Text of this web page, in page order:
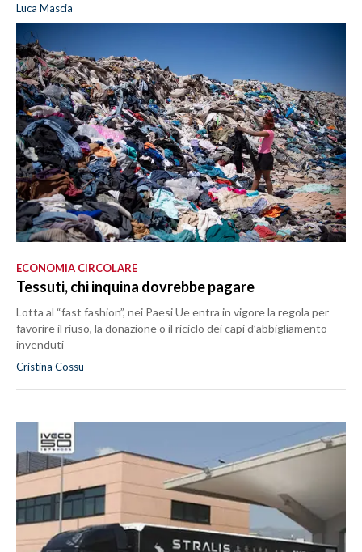
Luca Mascia
ECONOMIA CIRCOLARE
Tessuti, chi inquina dovrebbe pagare
Lotta al “fast fashion”, nei Paesi Ue entra in vigore la regola per
favorire il riuso, la donazione o il riciclo dei capi d’abbigliamento
invenduti
Cristina Cossu